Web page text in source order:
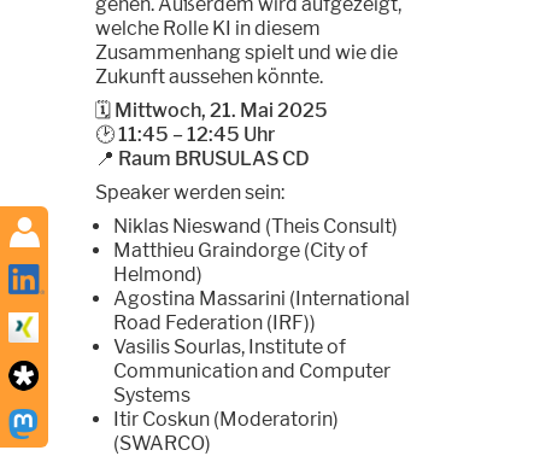
welche Rolle KI in diesem
Zusammenhang spielt und wie die
Zukunft aussehen könnte.
🗓 Mittwoch, 21. Mai 2025
🕑 11:45 – 12:45 Uhr
📍 Raum BRUSULAS CD
Speaker werden sein:
Niklas Nieswand (Theis Consult)
Matthieu Graindorge (City of
Helmond)
Agostina Massarini (International
Road Federation (IRF))
Vasilis Sourlas, Institute of
Communication and Computer
Systems
Itir Coskun (Moderatorin)
(SWARCO)